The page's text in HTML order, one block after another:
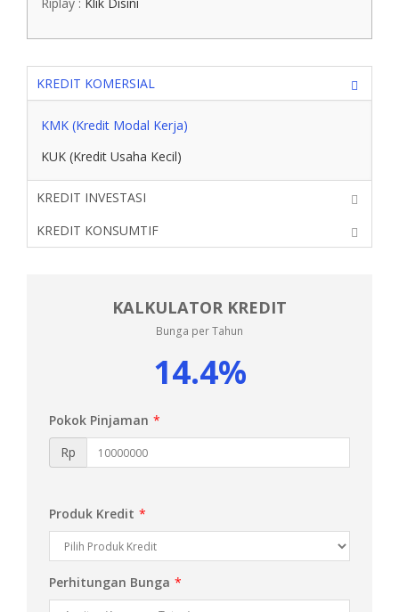
KREDIT KOMERSIAL
KMK (Kredit Modal Kerja)
KUK (Kredit Usaha Kecil)
KREDIT INVESTASI
KREDIT KONSUMTIF
KALKULATOR KREDIT
Bunga per Tahun
14.4%
Pokok Pinjaman *
Rp
Produk Kredit *
Perhitungan Bunga *